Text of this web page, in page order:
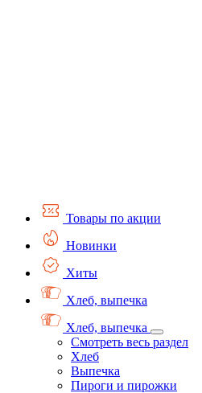
Товары по акции
Новинки
Хиты
Хлеб, выпечка
Хлеб, выпечка
Смотреть весь раздел
Хлеб
Выпечка
Пироги и пирожки